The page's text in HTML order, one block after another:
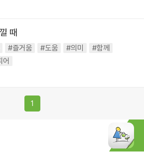
때
#즐거움 #도움 #의미
#함께
어
1